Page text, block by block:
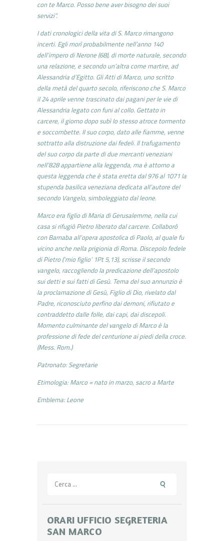
con te Marco. Posso bene aver bisogno dei suoi
servizi”.
I dati cronologici della vita di S. Marco rimangono
incerti. Egli morì probabilmente nell’anno 140
dell’impero di Nerone (68), di morte naturale, secondo
una relazione, e secondo un’altra come martire, ad
Alessandria d’Egitto. Gli Atti di Marco, uno scritto
della metà del quarto secolo, riferiscono che S. Marco
il 24 aprile venne trascinato dai pagani per le vie di
Alessandria legato con funi al collo. Gettato in
carcere, il giorno dopo subì lo stesso atroce tormento
e soccombette. Il suo corpo, dato alle fiamme, venne
sottratto alla distruzione dai fedeli. Il trafugamento
del suo corpo da parte di due mercanti veneziani
nell’828 appartiene alla leggenda, ma è attorno a
questa leggenda che è stata eretta dal 976 al 1071 la
stupenda basilica veneziana dedicata all’autore del
secondo Vangelo, simboleggiato dal leone.
Marco era figlio di Maria di Gerusalemme, nella cui
casa si rifugiò Pietro liberato dal carcere. Collaborò
con Barnaba all’opera apostolica di Paolo, al quale fu
vicino anche nella prigionia di Roma. Discepolo fedele
di Pietro (‘mio figlio’ 1Pt 5,13), scrisse il secondo
vangelo, raccogliendo la predicazione dell’apostolo
sui detti e sui fatti di Gesù. Tema del suo annunzio è
la proclamazione di Gesù, Figlio di Dio, rivelato dal
Padre, riconosciuto perfino dai demoni, rifiutato e
contraddetto dalle folle, dai capi, dai discepoli.
Momento culminante del vangelo di Marco è la
professione di fede del centurione ai piedi della croce.
(Mess. Rom.)
Patronato: Segretarie
Etimologia: Marco = nato in marzo, sacro a Marte
Emblema: Leone
per:
ORARI UFFICIO SEGRETERIA
SAN MARCO